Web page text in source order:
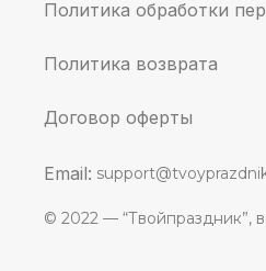
Политика обработки
Политика возврата
Договор оферты
Email:
© 2022 — “Твойпраздник”,